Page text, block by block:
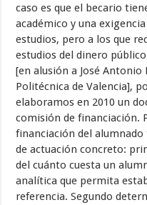
caso es que el becario
académico y una
estudios, pero a los que
estudios del dinero
[en alusión a José Antonio
Politécnica de Valencia],
elaboramos en 2010 un
comisión de financiación.
financiación del
de actuación concreto:
del cuánto cuesta un
analítica que permita
referencia. Segundo